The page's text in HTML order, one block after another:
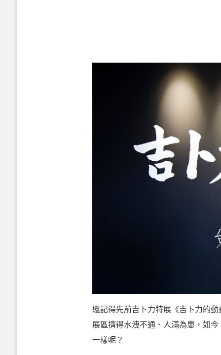
還記得先前吉卜力特展《吉卜力的
展區擠得水洩不通、人滿為患，如
一樣呢？